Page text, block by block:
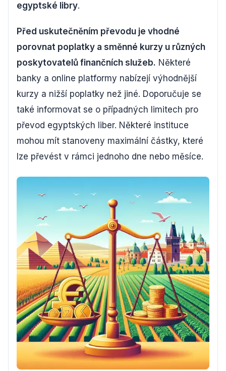
egyptské libry.
Před uskutečněním převodu je vhodné
porovnat poplatky a směnné kurzy u různých
poskytovatelů finančních služeb. Některé
banky a online platformy nabízejí výhodnější
kurzy a nižší poplatky než jiné. Doporučuje se
také informovat se o případných limitech pro
převod egyptských liber. Některé instituce
mohou mít stanoveny maximální částky, které
lze převést v rámci jednoho dne nebo měsíce.